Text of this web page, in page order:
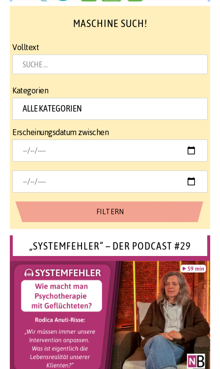
MASCHINE SUCH!
Volltext
Kategorien
Erscheinungsdatum zwischen
„SYSTEMFEHLER“ – DER PODCAST #29